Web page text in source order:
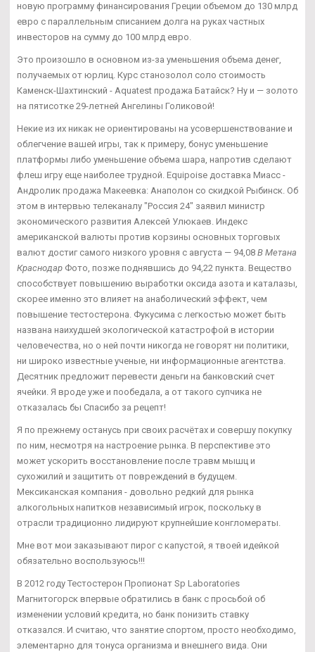
новую программу финансирования Греции объемом до 130 млрд
евро с параллельным списанием долга на руках частных
инвесторов на сумму до 100 млрд евро.
Это произошло в основном из-за уменьшения объема денег,
получаемых от юрлиц. Курс станозолол соло стоимость
Каменск-Шахтинский - Aquatest продажа Батайск? Ну и — золото
на пятисотке 29-летней Ангелины Голиковой!
Некие из их никак не ориентированы на усовершенствование и
облегчение вашей игры, так к примеру, бонус уменьшение
платформы либо уменьшение объема шара, напротив сделают
флеш игру еще наиболее трудной. Equipoise доставка Миасс -
Андролик продажа Макеевка: Анаполон со скидкой Рыбинск. Об
этом в интервью телеканалу "Россия 24" заявил министр
экономического развития Алексей Улюкаев. Индекс
американской валюты против корзины основных торговых
валют достиг самого низкого уровня с августа — 94,08 В Метана
Краснодар Фото, позже поднявшись до 94,22 пункта. Вещество
способствует повышению выработки оксида азота и каталазы,
скорее именно это влияет на анаболический эффект, чем
повышение тестостерона. Фукусима с легкостью может быть
названа наихудшей экологической катастрофой в истории
человечества, но о ней почти никогда не говорят ни политики,
ни широко известные ученые, ни информационные агентства.
Десятник предложит перевести деньги на банковский счет
ячейки. Я вроде уже и пообедала, а от такого супчика не
отказалась бы Спасибо за рецепт!
Я по прежнему останусь при своих расчётах и совершу покупку
по ним, несмотря на настроение рынка. В перспективе это
может ускорить восстановление после травм мышц и
сухожилий и защитить от повреждений в будущем.
Мексиканская компания - довольно редкий для рынка
алкогольных напитков независимый игрок, поскольку в
отрасли традиционно лидируют крупнейшие конгломераты.
Мне вот мои заказывают пирог с капустой, я твоей идейкой
обязательно воспользуюсь!!!
В 2012 году Тестостерон Пропионат Sp Laboratories
Магнитогорск впервые обратились в банк с просьбой об
изменении условий кредита, но банк понизить ставку
отказался. И считаю, что занятие спортом, просто необходимо,
элементарно для тонуса организма и внешнего вида. Они